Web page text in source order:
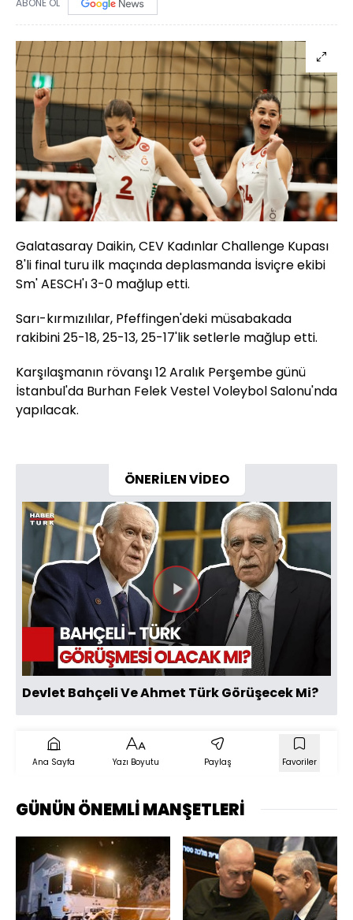
ABONE OL
Galatasaray Daikin, CEV Kadınlar Challenge Kupası
8'li final turu ilk maçında deplasmanda İsviçre ekibi
Sm' AESCH'ı 3-0 mağlup etti.
Sarı-kırmızılılar, Pfeffingen'deki müsabakada
rakibini 25-18, 25-13, 25-17'lik setlerle mağlup etti.
Karşılaşmanın rövanşı 12 Aralık Perşembe günü
İstanbul'da Burhan Felek Vestel Voleybol Salonu'nda
yapılacak.
ÖNERİLEN VİDEO
Videoyu
Oynat
Devlet Bahçeli Ve Ahmet Türk Görüşecek Mi?
Ana Sayfa Yazı Boyutu Paylaş Favoriler
GÜNÜN ÖNEMLİ MANŞETLERİ